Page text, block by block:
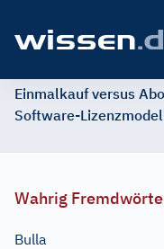
Einmalkauf versus
Software-
Wahrig
Bulla